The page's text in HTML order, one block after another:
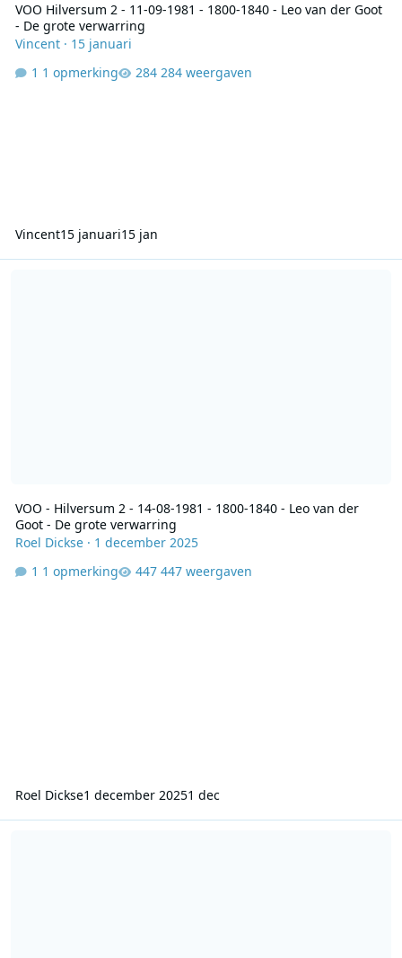
VOO Hilversum 2 - 11-09-1981 - 1800-1840 - Leo van der Goot
- De grote verwarring
Vincent· 15 januari
1 opmerking
284 weergaven
Vincent15 januari15 jan
VOO - Hilversum 2 - 14-08-1981 - 1800-1840 - Leo van der
Goot - De grote verwarring
Roel Dickse· 1 december 2025
1 opmerking
447 weergaven
Roel Dickse1 december 20251 dec